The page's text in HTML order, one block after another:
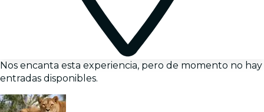
Nos encanta esta experiencia, pero de momento no hay
entradas disponibles.